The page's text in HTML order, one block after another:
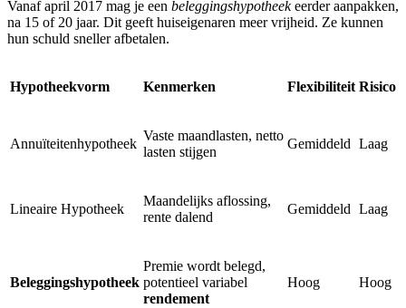
Vanaf april 2017 mag je een beleggingshypotheekeerder aanpakken,
na 15 of 20 jaar. Dit geeft huiseigenaren meer vrijheid. Ze kunnen
hun schuld sneller afbetalen.
Hypotheekvorm Kenmerken Flexibiliteit Risico
Annuïteitenhypotheek
Vaste maandlasten, netto
lasten stijgen
Gemiddeld Laag
Lineaire Hypotheek
Maandelijks aflossing,
rente dalend
Gemiddeld Laag
Beleggingshypotheek
Premie wordt belegd,
potentieel variabel
rendement
Hoog Hoog